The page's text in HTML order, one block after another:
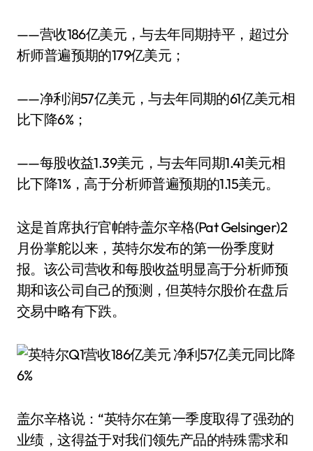
——营收186亿美元，与去年同期持平，超过分
析师普遍预期的179亿美元；
——净利润57亿美元，与去年同期的61亿美元相
比下降6%；
——每股收益1.39美元，与去年同期1.41美元相
比下降1%，高于分析师普遍预期的1.15美元。
这是首席执行官帕特·盖尔辛格(Pat Gelsinger)2
月份掌舵以来，英特尔发布的第一份季度财
报。该公司营收和每股收益明显高于分析师预
期和该公司自己的预测，但英特尔股价在盘后
交易中略有下跌。
盖尔辛格说：“英特尔在第一季度取得了强劲的
业绩，这得益于对我们领先产品的特殊需求和